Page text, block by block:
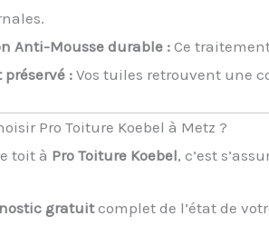
Anti-Mousse durable : Ce
préservé : Vos tuiles retrouvent une
Pro Toiture Koebel à Metz ?
toit à Pro Toiture Koebel, c’est
gratuitcomplet de l’état de